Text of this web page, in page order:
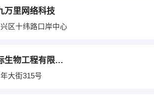
万里网络科技
区十纬路口岸中心
丹东恩际生物工程有限公司
大街315号